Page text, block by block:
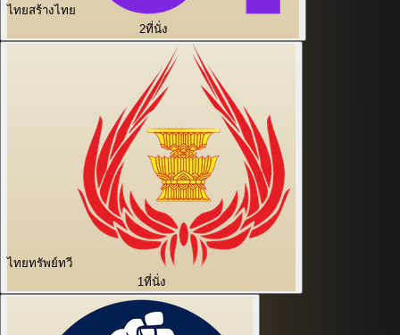
ไทยสร้างไทย
2ที่นั่ง
ไทยทรัพย์ทวี
1ที่นั่ง